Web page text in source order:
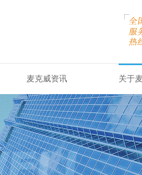
麦克威资讯 关于